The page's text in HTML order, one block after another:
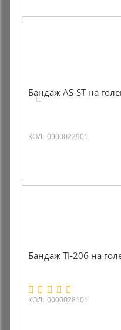
Бандаж AS-ST на
КОД: 0900022901
Бандаж TI-206 на
КОД: 0000028101